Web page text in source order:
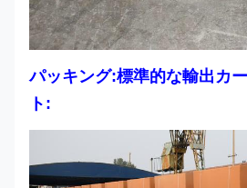
パッキング:標準的な輸出カ
ト: